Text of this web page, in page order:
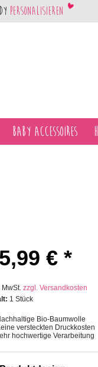
personalisieren
Baby Accessoires
€ *
MwSt.zzgl. Versandkosten
1 Stück
Bio-Baumwolle
versteckten Druckkosten
hochwertige Verarbeitung